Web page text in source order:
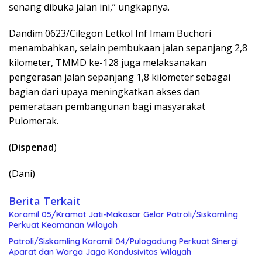
senang dibuka jalan ini,” ungkapnya.
Dandim 0623/Cilegon Letkol Inf Imam Buchori
menambahkan, selain pembukaan jalan sepanjang 2,8
kilometer, TMMD ke-128 juga melaksanakan
pengerasan jalan sepanjang 1,8 kilometer sebagai
bagian dari upaya meningkatkan akses dan
pemerataan pembangunan bagi masyarakat
Pulomerak.
(Dispenad)
(Dani)
Berita Terkait
Koramil 05/Kramat Jati-Makasar Gelar Patroli/Siskamling
Perkuat Keamanan Wilayah
Patroli/Siskamling Koramil 04/Pulogadung Perkuat Sinergi
Aparat dan Warga Jaga Kondusivitas Wilayah